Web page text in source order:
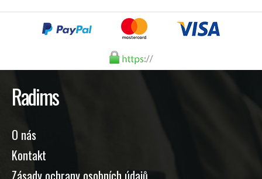
Radims
O nás
Kontakt